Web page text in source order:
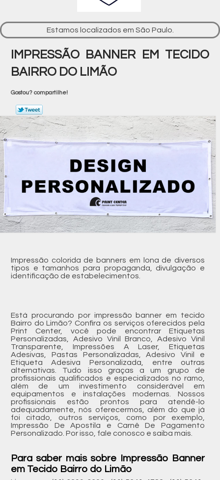
Estamos localizados em São Paulo.
IMPRESSÃO BANNER EM TECIDO
BAIRRO DO LIMÃO
Gostou? compartilhe!
Impressão colorida de banners em lona de diversos
tipos e tamanhos para propaganda, divulgação e
identificação de estabelecimentos.
Está procurando por impressão banner em tecido
Bairro do Limão? Confira os serviços oferecidos pela
Print Center, você pode encontrar Etiquetas
Personalizadas, Adesivo Vinil Branco, Adesivo Vinil
Transparente, Impressões A Laser, Etiquetas
Adesivas, Pastas Personalizadas, Adesivo Vinil e
Etiqueta Adesiva Personalizada, entre outras
alternativas. Tudo isso graças a um grupo de
profissionais qualificados e especializados no ramo,
além de um investimento considerável em
equipamentos e instalações modernas. Nossos
profissionais estão prontos para atendê-lo
adequadamente, nós oferecermos, além do que já
foi citado, outros serviços, como por exemplo,
Impressão De Apostila e Carnê De Pagamento
Personalizado. Por isso, fale conosco e saiba mais.
Para saber mais sobre Impressão Banner
em Tecido Bairro do Limão